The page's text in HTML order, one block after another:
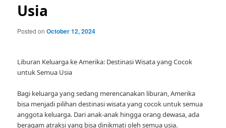
Usia
Posted onOctober 12, 2024
Liburan Keluarga ke Amerika: Destinasi Wisata yang Cocok
untuk Semua Usia
Bagi keluarga yang sedang merencanakan liburan, Amerika
bisa menjadi pilihan destinasi wisata yang cocok untuk semua
anggota keluarga. Dari anak-anak hingga orang dewasa, ada
beragam atraksi yang bisa dinikmati oleh semua usia.